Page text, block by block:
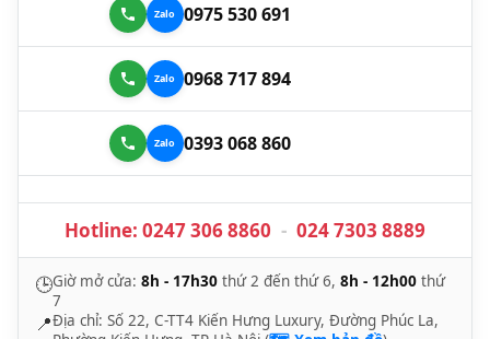
0975 530 691
0968 717 894
0393 068 860
Hotline: 0247 306 8860 - 024 7303 8889
🕒Giờ mở cửa: 8h - 17h30 thứ 2 đến thứ 6, 8h - 12h00 thứ
7
📍Địa chỉ: Số 22, C-TT4 Kiến Hưng Luxury, Đường Phúc La,